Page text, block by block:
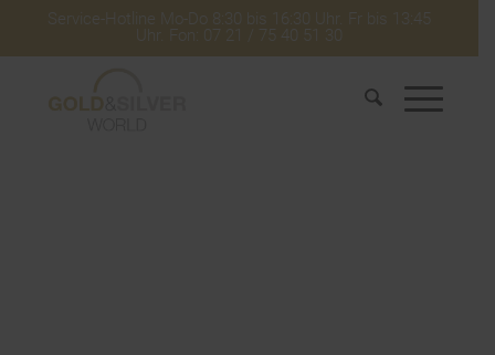
Service-Hotline Mo-Do 8:30 bis 16:30 Uhr. Fr bis 13:45
Uhr. Fon: 07 21 / 75 40 51 30